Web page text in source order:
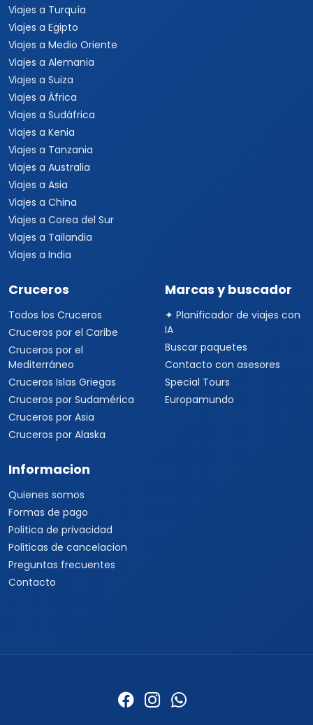
Viajes a Turquía
Viajes a Egipto
Viajes a Medio Oriente
Viajes a Alemania
Viajes a Suiza
Viajes a África
Viajes a Sudáfrica
Viajes a Kenia
Viajes a Tanzania
Viajes a Australia
Viajes a Asia
Viajes a China
Viajes a Corea del Sur
Viajes a Tailandia
Viajes a India
Cruceros
Todos los Cruceros
Cruceros por el Caribe
Cruceros por el
Mediterráneo
Cruceros Islas Griegas
Cruceros por Sudamérica
Cruceros por Asia
Cruceros por Alaska
Marcas y buscador
✦ Planificador de viajes con
IA
Buscar paquetes
Contacto con asesores
Special Tours
Europamundo
Informacion
Quienes somos
Formas de pago
Politica de privacidad
Politicas de cancelacion
Preguntas frecuentes
Contacto